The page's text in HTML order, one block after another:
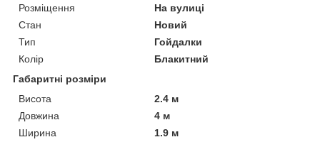
Розміщення
На вулиці
Стан
Новий
Тип
Гойдалки
Колір
Блакитний
Габаритні розміри
Висота
2.4 м
Довжина
4 м
Ширина
1.9 м